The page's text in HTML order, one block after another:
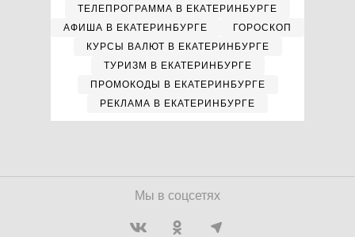
ТЕЛЕПРОГРАММА В ЕКАТЕРИНБУРГЕ
АФИША В ЕКАТЕРИНБУРГЕ
ГОРОСКОП
КУРСЫ ВАЛЮТ В ЕКАТЕРИНБУРГЕ
ТУРИЗМ В ЕКАТЕРИНБУРГЕ
ПРОМОКОДЫ В ЕКАТЕРИНБУРГЕ
РЕКЛАМА В ЕКАТЕРИНБУРГЕ
Мы в соцсетях